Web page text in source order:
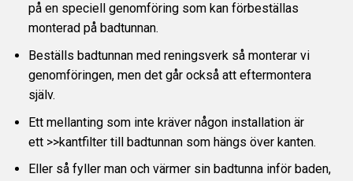
på en speciell genomföring som kan förbeställas
monterad på badtunnan.
Beställs badtunnan med reningsverk så monterar vi
genomföringen, men det går också att eftermontera
själv.
Ett mellanting som inte kräver någon installation är
ett >>kantfiltertill badtunnan som hängs över kanten.
Eller så fyller man och värmer sin badtunna inför baden,